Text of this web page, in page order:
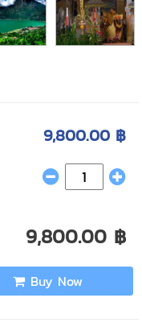
9,800.00 ฿
9,800.00 ฿
Buy Now